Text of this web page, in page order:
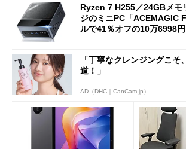
Ryzen 7 H255／24GBメモ
ジのミニPC「ACEMAGIC
ルで41％オフの10万6998
「丁寧なクレンジングこそ
道！」
AD（DHC｜CanCam.jp）